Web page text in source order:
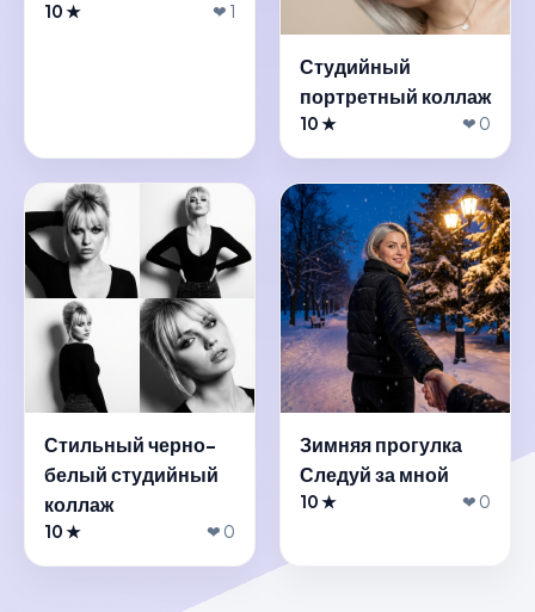
10 ★ ❤ 1
Студийный
портретный коллаж
10 ★ ❤ 0
Стильный черно-
белый студийный
коллаж
10 ★ ❤ 0
Зимняя прогулка
Следуй за мной
10 ★ ❤ 0